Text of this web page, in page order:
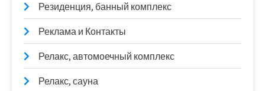
Резиденция, банный комплекс
Реклама и Контакты
Релакс, автомоечный комплекс
Релакс, сауна